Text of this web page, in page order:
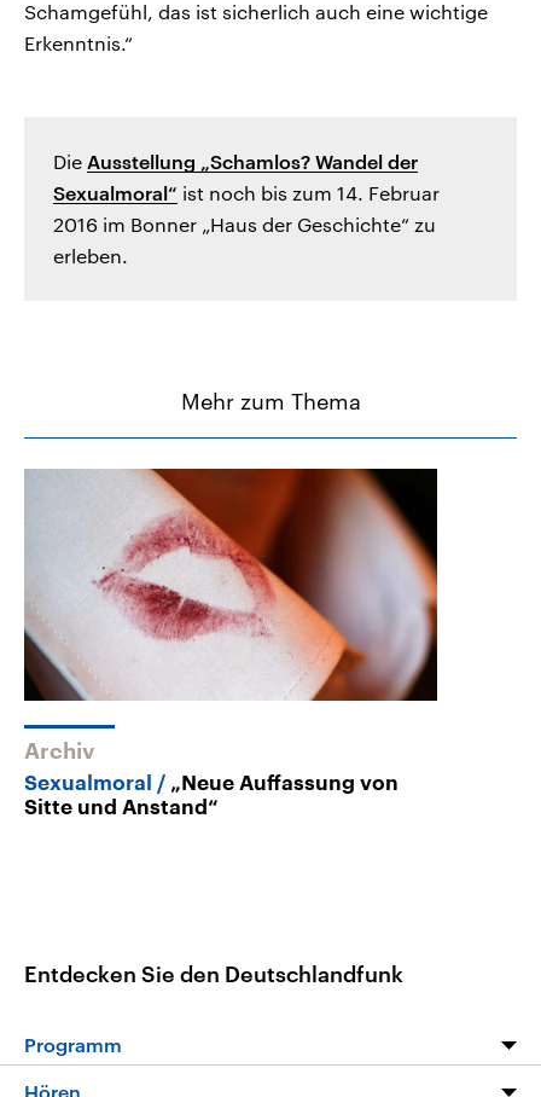
Schamgefühl, das ist sicherlich auch eine wichtige
Erkenntnis.“
Die Ausstellung „Schamlos? Wandel der
Sexualmoral“ ist noch bis zum 14. Februar
2016 im Bonner „Haus der Geschichte“ zu
erleben.
Mehr zum Thema
Archiv
Sexualmoral
„Neue Auffassung von
Sitte und Anstand“
Entdecken Sie den Deutschlandfunk
Programm
Programm
Hören